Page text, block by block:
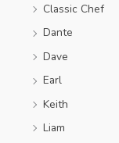
Classic Chef
Dante
Dave
Earl
Keith
Liam